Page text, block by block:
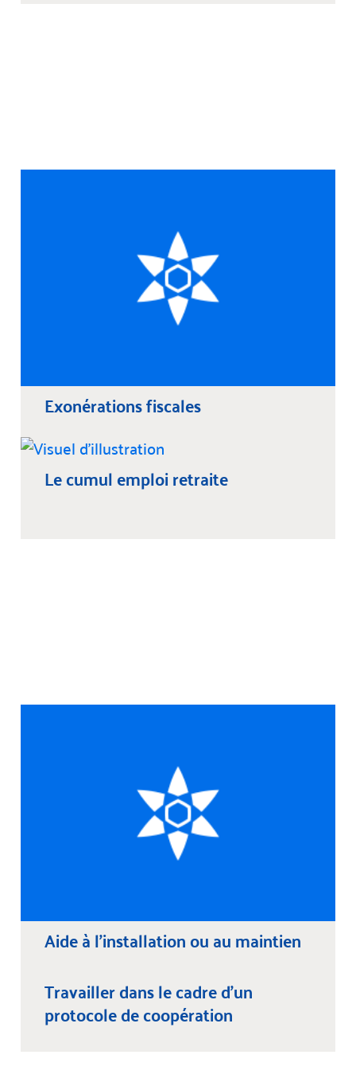
Exonérations fiscales
Le cumul emploi retraite
Aide à l’installation ou au maintien
Travailler dans le cadre d’un
protocole de coopération